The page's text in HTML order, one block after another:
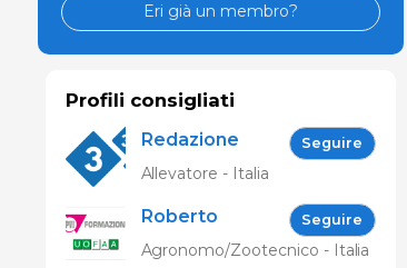
Eri già un membro?
Profili consigliati
Redazione
333
Seguire
Allevatore - Italia
Roberto
Spelta
Seguire
Agronomo/Zootecnico - Italia